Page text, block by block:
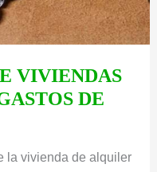
VIVIENDAS
DE
la vivienda de alquiler